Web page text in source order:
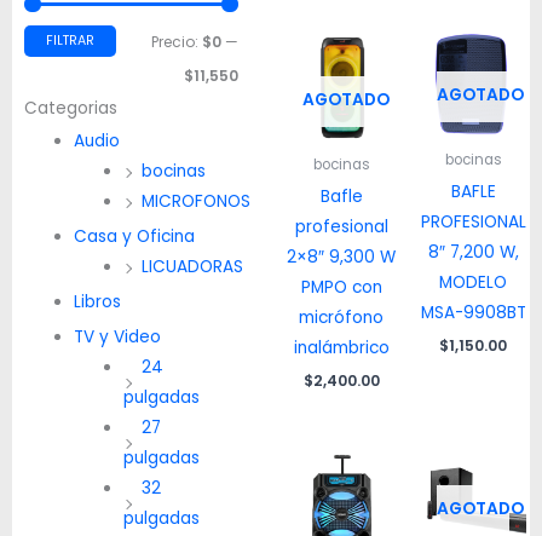
FILTRAR Precio: $0—
$11,550
Categorias
Audio
bocinas
MICROFONOS
Casa y Oficina
LICUADORAS
Libros
TV y Video
24
pulgadas
27
pulgadas
32
pulgadas
AGOTADO
bocinas
Bafle
profesional
2×8″ 9,300 W
PMPO con
micrófono
inalámbrico
$2,400.00
AGOTADO
bocinas
BAFLE
PROFESIONAL
8″ 7,200 W,
MODELO
MSA-9908BT
$1,150.00
AGOTADO